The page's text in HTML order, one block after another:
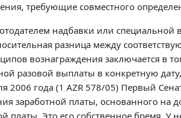
требующие совместного
надбавки или специальной
разница между
вознаграждения заключается в
разовой выплаты в конкретную
2006 года (1 AZR 578/05) Первый
заработной платы, основанного на